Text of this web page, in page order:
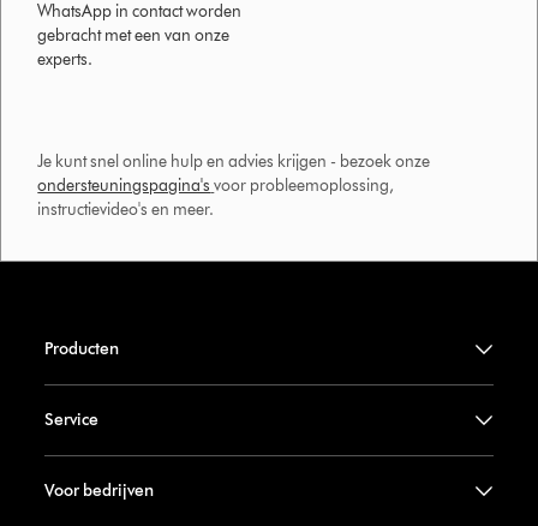
WhatsApp in contact worden
gebracht met een van onze
experts.
Je kunt snel online hulp en advies krijgen - bezoek onze
ondersteuningspagina's voor probleemoplossing,
instructievideo's en meer.
Producten
Service
Voor bedrijven